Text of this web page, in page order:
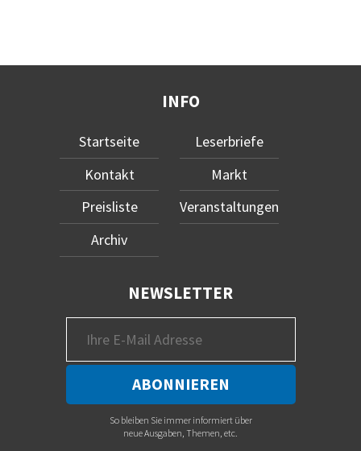
INFO
Startseite
Kontakt
Preisliste
Archiv
Leserbriefe
Markt
Veranstaltungen
NEWSLETTER
So bleiben Sie immer informiert über
neue Ausgaben, Themen, etc.